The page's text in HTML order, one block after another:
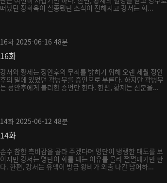
떠났던 장회옥이 실종됐단 소식이 전해지고 강서는 회...
16화 2025-06-16 48분
16화
강서와 황제는 정안후의 무죄를 밝히기 위해 오랜 세월 정안
후의 밑에 있었던 곽병무를 증인으로 부른다. 하지만 곽병무
는 정안후에게 불리한 증언만 한다. 한편, 황제는 신분을...
14화 2025-06-12 48분
14화
손수 참한 측비감을 골라 주겠다며 명단이 냉랭한 태도를 보
이지만 강서는 명단이 화를 내는 이유를 몰라 쩔쩔매기만 한
다. 한편, 강서는 유맥이 방금 왕비가 외출 나간 남어하...